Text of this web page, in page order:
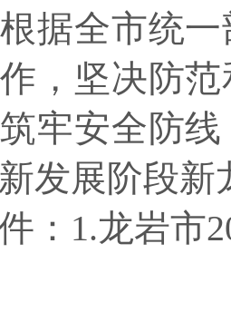
据全市统
，坚决防
牢安全防
发展阶段
： 1.龙岩市